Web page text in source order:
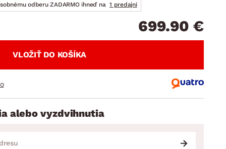
odberu ZADARMO ihneď na 1 predajni
699.90 €
VLOŽIŤ DO KOŠÍKA
alebo vyzdvihnutia